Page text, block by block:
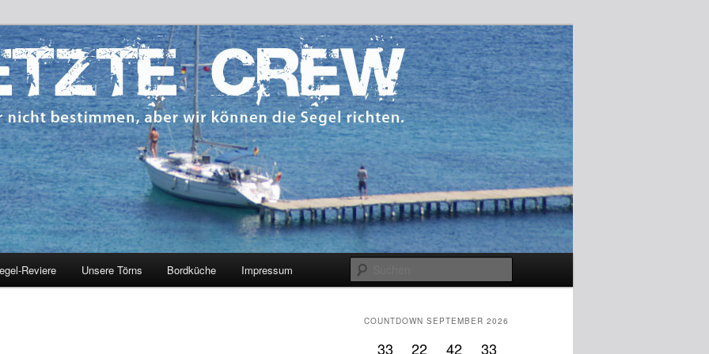
aber wir können die Segel richten.
Reviere Unsere Törns Bordküche Impressum
COUNTDOWN SEPTEMBER 2026
33 22 42 33